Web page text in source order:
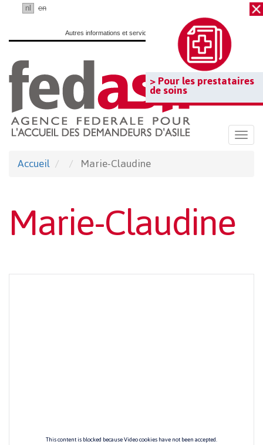
Passer
contenu
principal
> Pour les prestataires
de soins
nl en
Autres informations et services officiels :www.belgium.be
Accueil Marie-Claudine
Marie-Claudine
This content is blocked because Video cookies have not been accepted.